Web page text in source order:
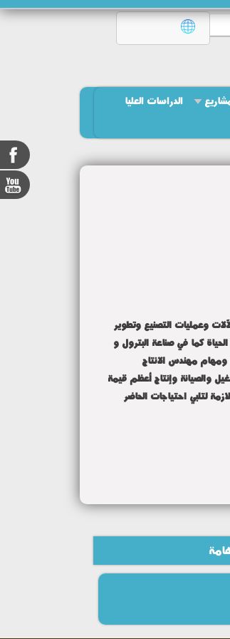
الدراسات العليا
والآلات وعمليات التصنيع وتطوير
كما في صناعة البترول و
مهندس الانتاج
والصيانة وإنتاج أعظم قيمة
لتلبي احتياجات الحاضر